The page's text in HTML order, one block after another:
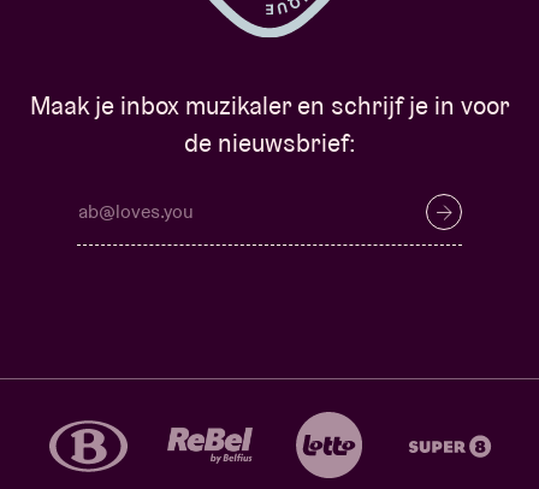
Maak je inbox muzikaler en schrijf je in voor
de nieuwsbrief: